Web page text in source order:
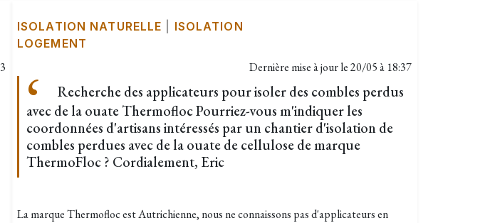
ISOLATION NATURELLE
ISOLATION
LOGEMENT
Dernière mise à jour le20/05 à 18:37
Recherche des applicateurs pour isoler des combles perdus
avec de la ouate Thermofloc Pourriez-vous m'indiquer les
coordonnées d'artisans intéressés par un chantier d'isolation de
combles perdues avec de la ouate de cellulose de marque
ThermoFloc ? Cordialement, Eric
La marque Thermofloc est Autrichienne, nous ne connaissons pas d'applicateurs en